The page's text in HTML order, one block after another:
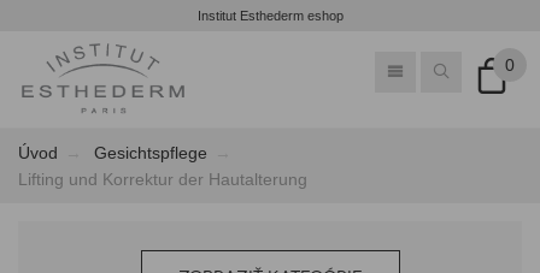
Institut Esthederm eshop
0
Úvod
Gesichtspflege
Lifting und Korrektur der Hautalterung